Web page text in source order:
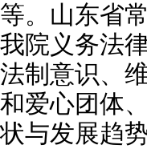
等。山东省
我院义务法
法制意识、
和爱心团体
状与发展趋